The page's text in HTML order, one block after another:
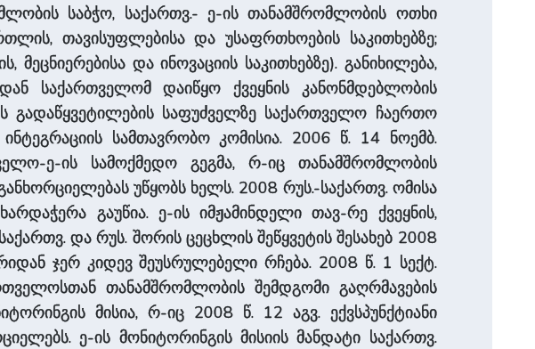
საბჭო, საქართვ.- ე-ის თანამშრომლობის ოთხი
თავისუფლებისა და უსაფრთხოების საკითხებზე;
და ინოვაციის საკითხებზე). განიხილება,
საქართველომ დაიწყო ქვეყნის კანონმდებლობის
გადაწყვეტილების საფუძველზე საქართველო ჩაერთო
სამთავრობო კომისია. 2006 წ. 14 ნოემბ.
ე-ის სამოქმედო გეგმა, რ-იც თანამშრომლობის
უწყობს ხელს. 2008 რუს.-საქართვ. ომისა
გაუწია. ე-ის იმჟამინდელი თავ-რე ქვეყნის,
და რუს. შორის ცეცხლის შეწყვეტის შესახებ 2008
ჯერ კიდევ შეუსრულებელი რჩება. 2008 წ. 1 სექტ.
თანამშრომლობის შემდგომი გაღრმავების
მისია, რ-იც 2008 წ. 12 აგვ. ექვსპუნქტიანი
ე-ის მონიტორინგის მისიის მანდატი საქართვ.